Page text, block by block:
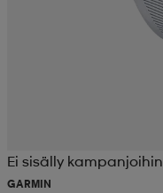
Ei sisälly kampanjoihin
GARMIN